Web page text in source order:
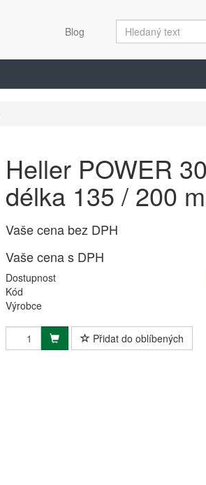
Blog
Heller POWER
délka 135 / 200
Vaše cena bez DPH
Vaše cena s DPH
Dostupnost
Kód
Výrobce
Přidat do oblíbených